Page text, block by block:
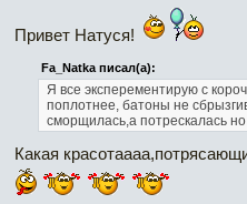
Привет Натуся!
Fa_Natka писал(а):
Я все эксперементирую с
поплотнее, батоны не
сморщилась,а потрескалась
Какая